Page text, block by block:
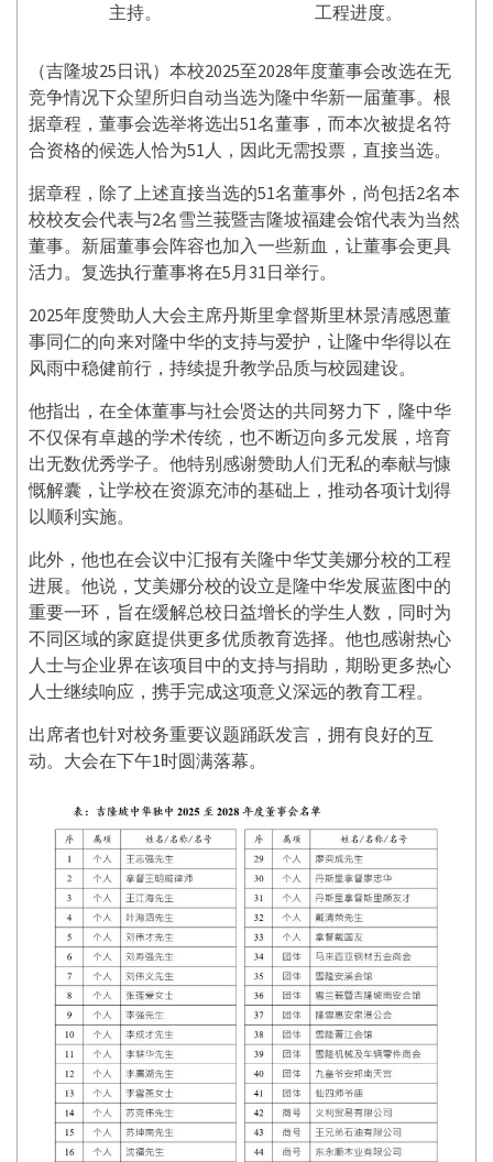
主持。
工程进度。
（吉隆坡25日讯）本校2025至2028年度董事会改选在无
竞争情况下众望所归自动当选为隆中华新一届董事。根
据章程，董事会选举将选出51名董事，而本次被提名符
合资格的候选人恰为51人，因此无需投票，直接当选。
据章程，除了上述直接当选的51名董事外，尚包括2名本
校校友会代表与2名雪兰莪暨吉隆坡福建会馆代表为当然
董事。新届董事会阵容也加入一些新血，让董事会更具
活力。复选执行董事将在5月31日举行。
2025年度赞助人大会主席丹斯里拿督斯里林景清感恩董
事同仁的向来对隆中华的支持与爱护，让隆中华得以在
风雨中稳健前行，持续提升教学品质与校园建设。
他指出，在全体董事与社会贤达的共同努力下，隆中华
不仅保有卓越的学术传统，也不断迈向多元发展，培育
出无数优秀学子。他特别感谢赞助人们无私的奉献与慷
慨解囊，让学校在资源充沛的基础上，推动各项计划得
以顺利实施。
此外，他也在会议中汇报有关隆中华艾美娜分校的工程
进展。他说，艾美娜分校的设立是隆中华发展蓝图中的
重要一环，旨在缓解总校日益增长的学生人数，同时为
不同区域的家庭提供更多优质教育选择。他也感谢热心
人士与企业界在该项目中的支持与捐助，期盼更多热心
人士继续响应，携手完成这项意义深远的教育工程。
出席者也针对校务重要议题踊跃发言，拥有良好的互
动。大会在下午1时圆满落幕。